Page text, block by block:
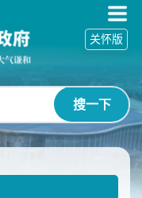
搜一下
关怀版